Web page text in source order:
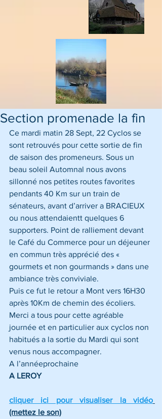
Section promenade la fin
Ce mardi matin 28 Sept, 22 Cyclos se
sont retrouvés pour cette sortie de fin
de saison des promeneurs. Sous un
beau soleil Automnal nous avons
sillonné nos petites routes favorites
pendants 40 Km sur un train de
sénateurs, avant d’arriver a BRACIEUX
ou nous attendaientt quelques 6
supporters. Point de ralliement devant
le Café du Commerce pour un déjeuner
en commun très apprécié des «
gourmets et non gourmands » dans une
ambiance très conviviale.
Puis ce fut le retour a Mont vers 16H30
après 10Km de chemin des écoliers.
Merci a tous pour cette agréable
journée et en particulier aux cyclos non
habitués a la sortie du Mardi qui sont
venus nous accompagner.
A l’annéeprochaine
A LEROY
cliquer ici pour visualiser la vidéo
(mettez le son)